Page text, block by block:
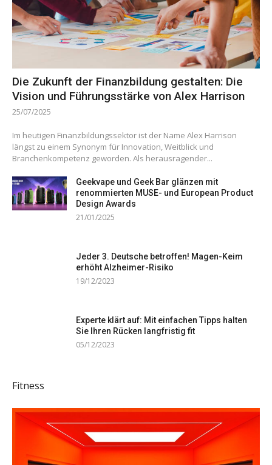
Die Zukunft der Finanzbildung gestalten: Die
Vision und Führungsstärke von Alex Harrison
25/07/2025
Im heutigen Finanzbildungssektor ist der Name Alex Harrison
längst zu einem Synonym für Innovation, Weitblick und
Branchenkompetenz geworden. Als herausragender...
Geekvape und Geek Bar glänzen mit
renommierten MUSE- und European Product
Design Awards
21/01/2025
Jeder 3. Deutsche betroffen! Magen-Keim
erhöht Alzheimer-Risiko
19/12/2023
Experte klärt auf: Mit einfachen Tipps halten
Sie Ihren Rücken langfristig fit
05/12/2023
Fitness